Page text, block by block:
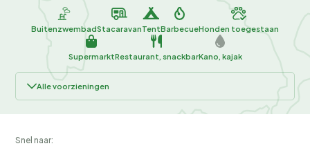
BuitenzwembadStacaravanTentBarbecueHonden toegestaan
SupermarktRestaurant, snackbarKano, kajak
Alle voorzieningen
Snel naar: